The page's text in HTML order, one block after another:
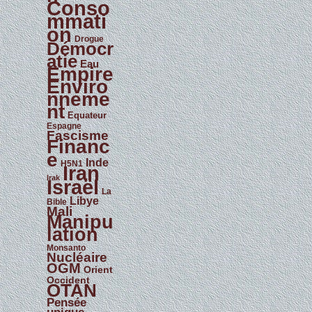
Conso
mmati
on Drogue
Démocr
atie Eau
Empire
Enviro
nneme
nt Equateur
Espagne
Fascisme
Financ
e H5N1 Inde
Irak Iran
Israël La
Bible Libye
Mali
Manipu
lation
Monsanto
Nucléaire
OGM Orient
Occident
OTAN
Pensée